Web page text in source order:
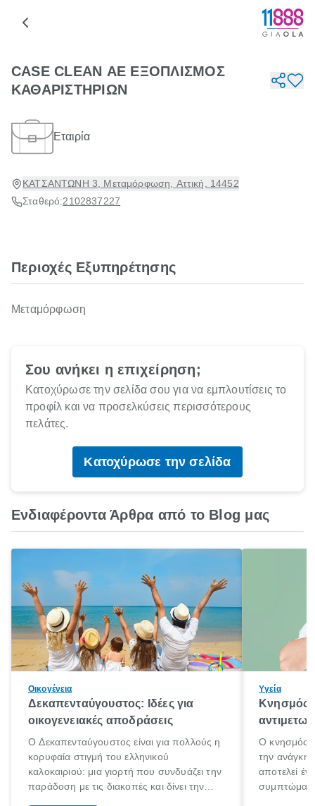
CASE CLEAN ΑΕ ΕΞΟΠΛΙΣΜΟΣ
ΚΑΘΑΡΙΣΤΗΡΙΩΝ
Εταιρία
ΚΑΤΣΑΝΤΩΝΗ 3, Μεταμόρφωση, Αττική, 14452
Σταθερό:2102837227
Περιοχές Εξυπηρέτησης
Μεταμόρφωση
Σου ανήκει η επιχείρηση;
Κατοχύρωσε την σελίδα σου για να εμπλουτίσεις το
προφίλ και να προσελκύσεις περισσότερους
πελάτες.
Κατοχύρωσε την σελίδα
Ενδιαφέροντα Άρθρα από το Blog μας
Οικογένεια
Δεκαπενταύγουστος: Ιδέες για
οικογενειακές αποδράσεις
Ο Δεκαπενταύγουστος είναι για πολλούς η
κορυφαία στιγμή του ελληνικού
καλοκαιριού: μια γιορτή που συνδυάζει την
παράδοση με τις διακοπές και δίνει την
Υγεία
Κνησμός:
Ο κνησμός
την ανάγκη
αποτελεί